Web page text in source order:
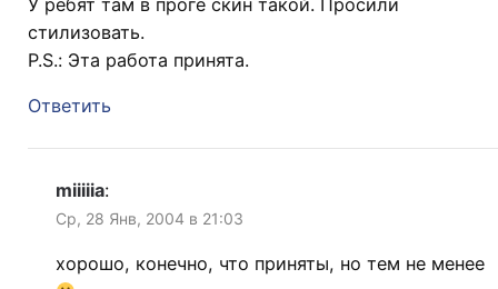
У ребят там в проге скин такой. Просили
стилизовать.
P.S.: Эта работа принята.
Ответить
miiiiia:
Ср, 28 Янв, 2004 в 21:03
хорошо, конечно, что приняты, но тем не менее